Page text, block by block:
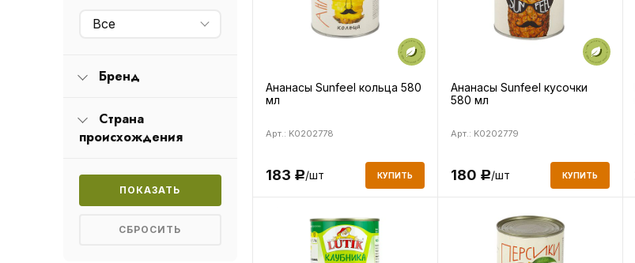
Все
Бренд
Страна
происхождения
Ананасы Sunfeel кольца 580
мл
Арт.: K0202778
183 Р/шт КУПИТЬ
Ананасы Sunfeel кусочки
580 мл
Арт.: K0202779
180 Р/шт КУПИТЬ